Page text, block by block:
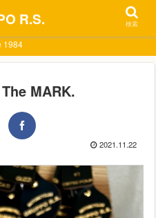
1984
MARK.
2021.11.22
R.S. 検索